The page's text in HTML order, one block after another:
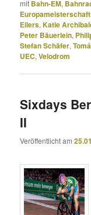
mit Bahn-EM,
Europameisterschaft
Eilers,Katie
Peter Bäuerlein,
Stefan Schäfer,
UEC,Velodrom
Sixdays
II
Veröffentlicht am